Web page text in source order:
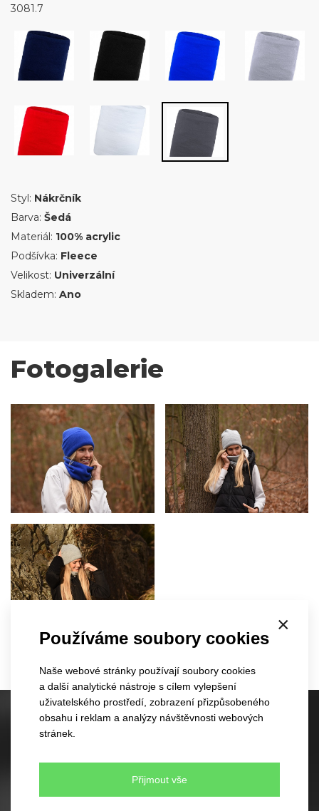
×
Používáme soubory cookies
Naše webové stránky používají soubory cookies
a další analytické nástroje s cílem vylepšení
uživatelského prostředí, zobrazení přizpůsobeného
obsahu i reklam a analýzy návštěvnosti webových
stránek.
Přijmout vše
3081.7
Styl: Nákrčník
Barva: Šedá
Materiál: 100% acrylic
Podšívka: Fleece
Velikost: Univerzální
Skladem: Ano
Fotogalerie
Skladové kšiltovky
350 barevných kombinací
Žádné minimální množství pro objednávku